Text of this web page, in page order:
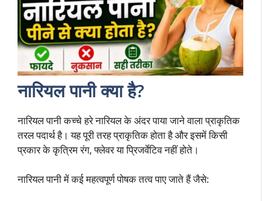
नारियल पानी क्या है?
नारियल पानी कच्चे हरे नारियल के अंदर पाया जाने वाला प्राकृतिक
तरल पदार्थ है। यह पूरी तरह प्राकृतिक होता है और इसमें किसी
प्रकार के कृत्रिम रंग, फ्लेवर या प्रिजर्वेटिव नहीं होते।
नारियल पानी में कई महत्वपूर्ण पोषक तत्व पाए जाते हैं जैसे: